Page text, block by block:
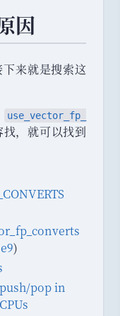
因
下来就是搜索这
use_vector_ fp_
找， 就可以找到
)
pop in